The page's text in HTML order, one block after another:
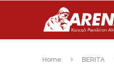
Home BERITA